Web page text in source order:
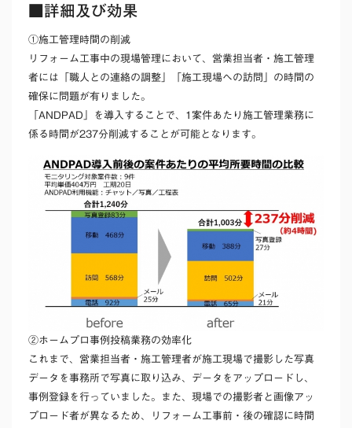
■詳細及び効果
①施工管理時間の削減
リフォーム工事中の現場管理において、営業担当者・施工管理
者には「職人との連絡の調整」「施工現場への訪問」の時間の
確保に問題が有りました。
「ANDPAD」を導入することで、1案件あたり施工管理業務に
係る時間が237分削減することが可能となります。
②ホームプロ事例投稿業務の効率化
これまで、営業担当者・施工管理者が施工現場で撮影した写真
データを事務所で写真に取り込み、データをアップロードし、
事例登録を行っていました。また、現場での撮影者と画像アッ
プロード者が異なるため、リフォーム工事前・後の確認に時間